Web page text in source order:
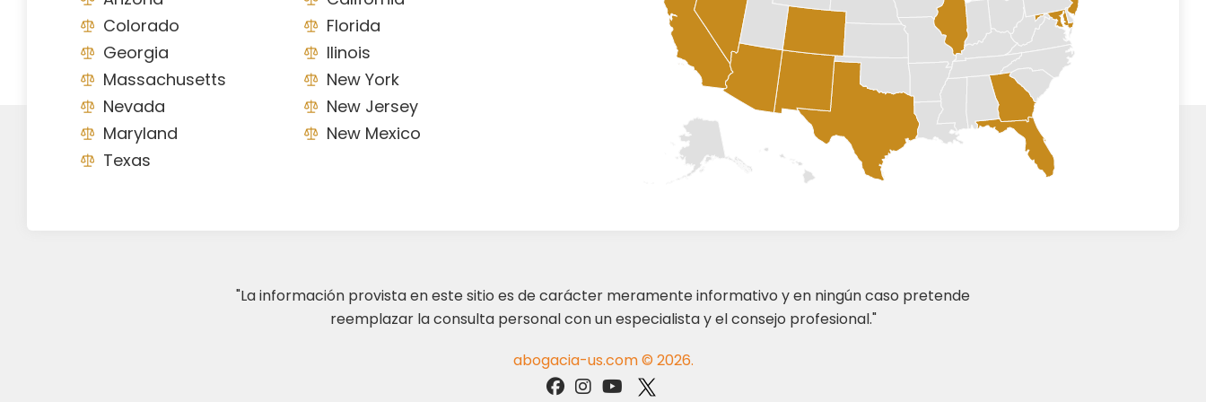
Colorado
Florida
Georgia
Ilinois
Massachusetts
New York
Nevada
New Jersey
Maryland
New Mexico
Texas
"La información provista en este sitio es de carácter meramente informativo y en ningún caso pretende
reemplazar la consulta personal con un especialista y el consejo profesional."
abogacia-us.com © 2026.